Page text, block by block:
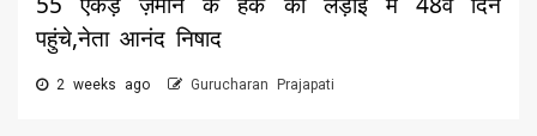
पहुंचे,नेता आनंद निषाद
2 weeks ago Gurucharan Prajapati